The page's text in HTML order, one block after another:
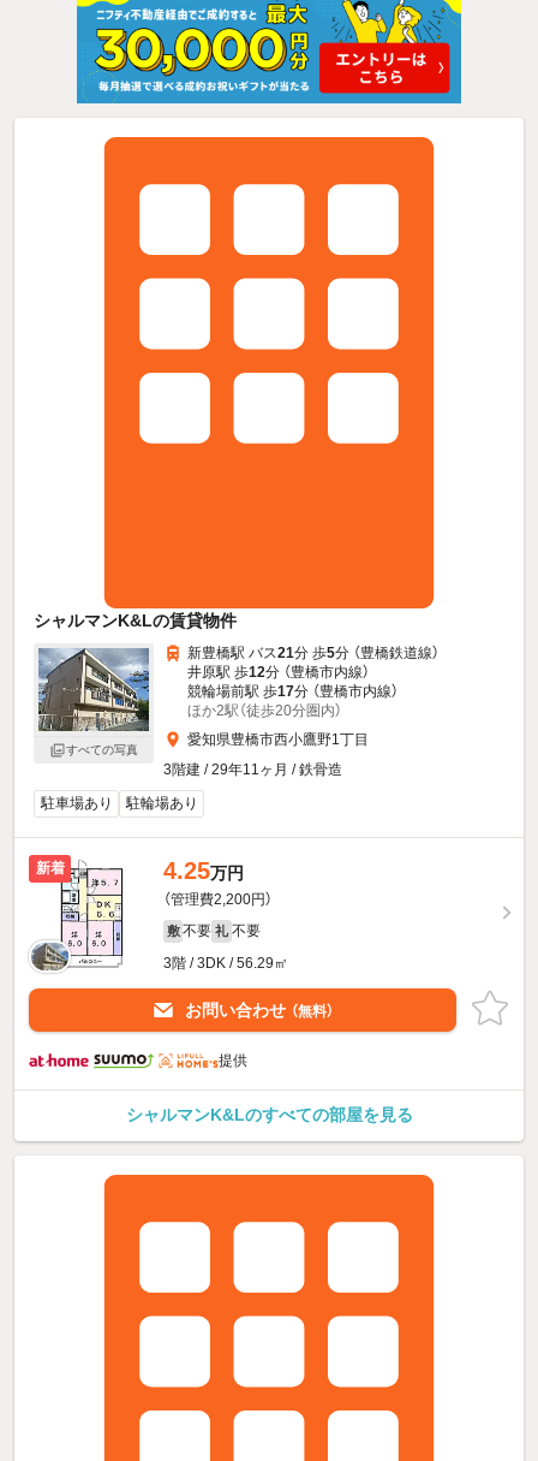
シャルマンK&Lの賃貸物件
すべての写真
新豊橋駅 バス21分 歩5分 （豊橋鉄道線）
井原駅 歩12分 （豊橋市内線）
競輪場前駅 歩17分 （豊橋市内線）
ほか2駅（徒歩20分圏内）
愛知県豊橋市西小鷹野1丁目
3階建 / 29年11ヶ月 / 鉄骨造
駐車場あり
駐輪場あり
新着 4.25万円
（管理費2,200円）
敷 不要 礼 不要
3階 / 3DK / 56.29㎡
お問い合わせ （無料）
提供
シャルマンK&Lのすべての部屋を見る